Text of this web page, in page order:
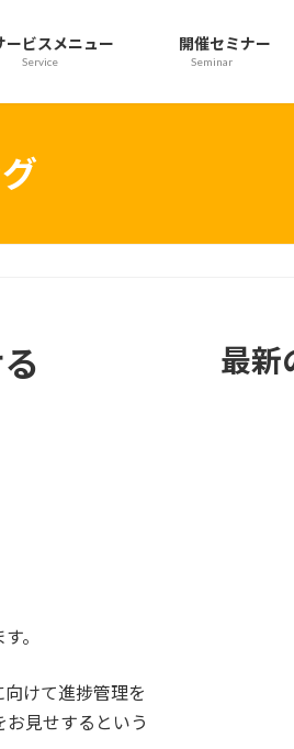
ービスメニュー
Service
開催セミナー
Seminar
。
けて進捗管理を
見せするという
最新